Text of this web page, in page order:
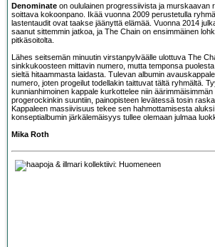
Denominate on oululainen progressiivista ja murskaavan
soittava kokoonpano. Ikää vuonna 2009 perustetulla
lastentaudit ovat taakse jäänyttä elämää. Vuonna 2014
saanut sittemmin jatkoa, ja The Chain on ensimmäinen
pitkäsoitolta.
Lähes seitsemän minuutin virstanpylväälle ulottuva The
sinkkukoosteen mittavin numero, mutta temponsa
sieltä hitaammasta laidasta. Tulevan albumin
numero, joten progeilut todellakin taittuvat tältä ryhmältä.
kunnianhimoinen kappale kurkottelee niin
progerockinkin suuntiin, painopisteen levätessä tosin
Kappaleen massiivisuus tekee sen hahmottamisesta
konseptialbumin järkälemäisyys tullee olemaan julmaa
Mika Roth